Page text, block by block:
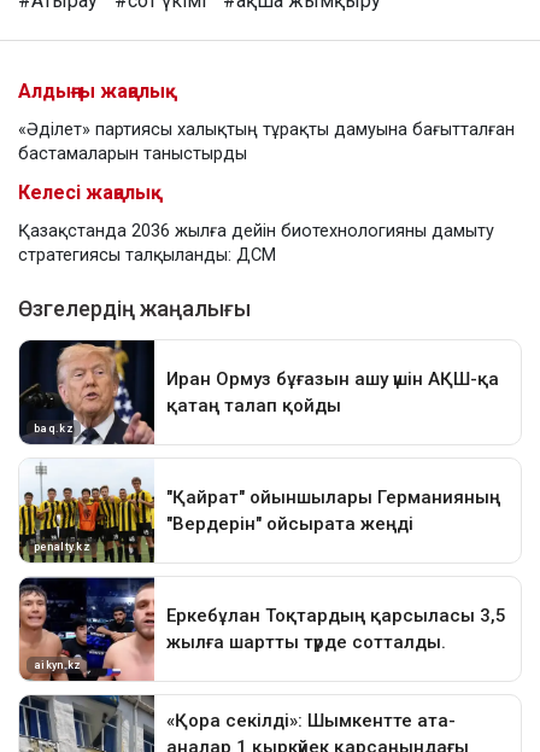
Алдыңғы жаңалық
«Әділет» партиясы халықтың тұрақты дамуына бағытталған
бастамаларын таныстырды
Келесі жаңалық
Қазақстанда 2036 жылға дейін биотехнологияны дамыту
стратегиясы талқыланды: ДСМ